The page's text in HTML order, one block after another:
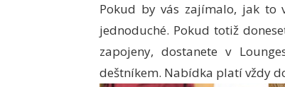
Pokud by vás zajímalo, jak to
jednoduché. Pokud totiž
zapojeny, dostanete v
deštníkem. Nabídka platí vždy